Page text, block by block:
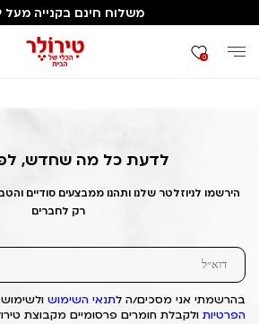
משלוח חינם בקנייה מעל ₪199
0
דף הבית 2025/04/05 1743855998
לדעת כל מה שחדש,
הירשמו לניוזלטר שלנו ותהנו ממבצעים סודיים
רק לחברים
בהרשמתי אני מסכים/ה לתנאי השימוש
הפרטיות ולקבלת חומרים פרסומיים מקבוצת